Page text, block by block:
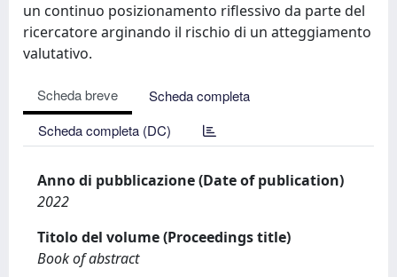
un continuo posizionamento riflessivo da parte del
ricercatore arginando il rischio di un atteggiamento
valutativo.
Scheda breve
Scheda completa
Scheda completa (DC)
Anno di pubblicazione (Date of publication)
2022
Titolo del volume (Proceedings title)
Book of abstract